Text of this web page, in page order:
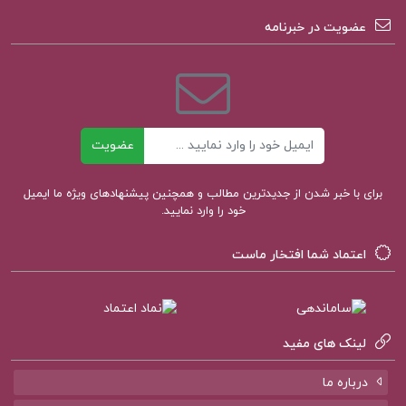
مدیریت و بهبود وضعیت بازارهای مالی.
هلدینگ بانک، بیمه وسهام صندوق بازنشستگی
کشوری:
فصل اول: ظهور فینتک
فصل دوم: آینده صنعت بانکداری
و…
دانلود کتاب آینده بازارهای خدمات مالی هلدینگ بانک
PDF
خرید کتاب آینده بازارهای خدمات مالی
عضویت در خبرنامه
عضویت
برای با خبر شدن از جدیدترین مطالب و همچنین پیشنهادهای ویژه ما ایمیل
خود را وارد نمایید.
اعتماد شما افتخار ماست
لینک های مفید
درباره ما